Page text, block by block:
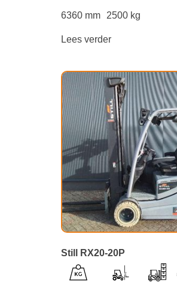
6360 mm 2500 kg
Lees verder
Still RX20-20P